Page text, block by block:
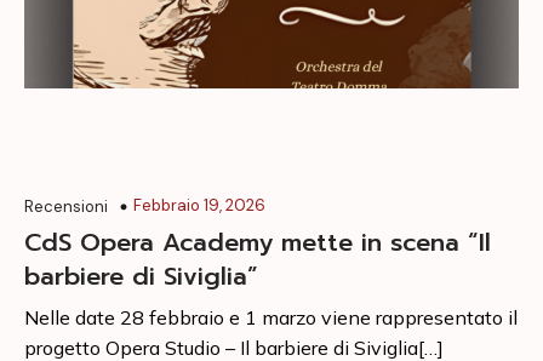
Recensioni Febbraio 19, 2026
CdS Opera Academy mette in scena “Il
barbiere di Siviglia”
Nelle date 28 febbraio e 1 marzo viene rappresentato il
progetto Opera Studio – Il barbiere di Siviglia[…]